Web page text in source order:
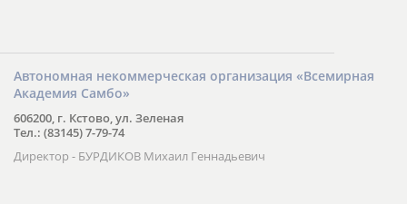
Автономная некоммерческая организация «Всемирная
Академия Самбо»
606200, г. Кстово, ул. Зеленая
Тел.: (83145) 7-79-74
Директор - БУРДИКОВ Михаил Геннадьевич